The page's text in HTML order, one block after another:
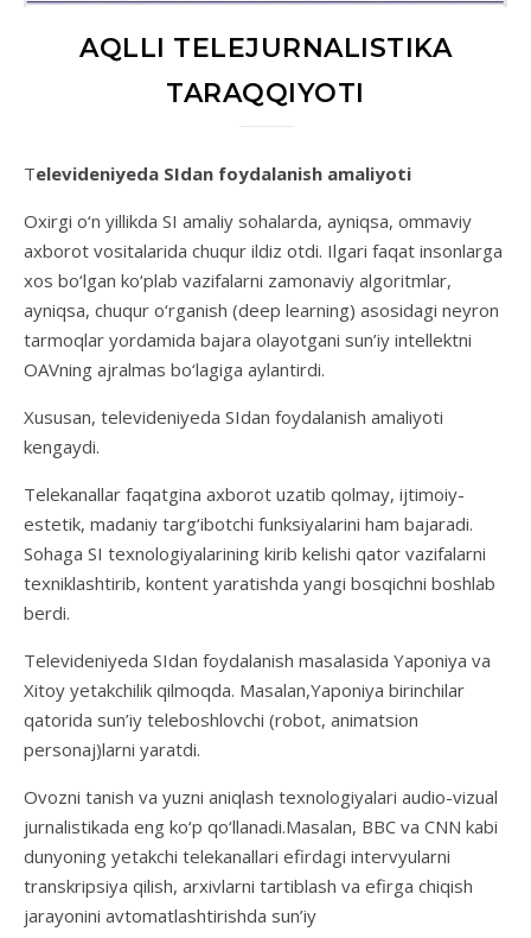
AQLLI TELEJURNALISTIKA
TARAQQIYOTI
Televideniyeda SIdan foydalanish amaliyoti
Oxirgi o‘n yillikda SI amaliy sohalarda, ayniqsa, ommaviy
axborot vositalarida chuqur ildiz otdi. Ilgari faqat insonlarga
xos bo‘lgan ko‘plab vazifalarni zamonaviy algoritmlar,
ayniqsa, chuqur o‘rganish (deep learning) asosidagi neyron
tarmoqlar yordamida bajara olayotgani sun’iy intellektni
OAVning ajralmas bo‘lagiga aylantirdi.
Xususan, televideniyeda SIdan foydalanish amaliyoti
kengaydi.
Telekanallar faqatgina axborot uzatib qolmay, ijtimoiy-
estetik, madaniy targ‘ibotchi funksiyalarini ham bajaradi.
Sohaga SI texnologiyalarining kirib kelishi qator vazifalarni
texniklashtirib, kontent yaratishda yangi bosqichni boshlab
berdi.
Televideniyeda SIdan foydalanish masalasida Yaponiya va
Xitoy yetakchilik qilmoqda. Masalan,Yaponiya birinchilar
qatorida sun’iy teleboshlovchi (robot, animatsion
personaj)larni yaratdi.
Ovozni tanish va yuzni aniqlash texnologiyalari audio-vizual
jurnalistikada eng ko‘p qo‘llanadi.Masalan, BBC va CNN kabi
dunyoning yetakchi telekanallari efirdagi intervyularni
transkripsiya qilish, arxivlarni tartiblash va efirga chiqish
jarayonini avtomatlashtirishda sun’iy